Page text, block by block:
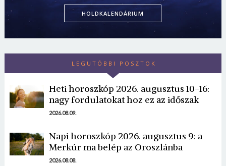
HOLDKALENDÁRIUM
LEGUTÓBBI POSZTOK
Heti horoszkóp 2026. augusztus 10-16:
nagy fordulatokat hoz ez az időszak
2026.08.09.
Napi horoszkóp 2026. augusztus 9: a
Merkúr ma belép az Oroszlánba
2026.08.08.
Borsonline bejelentkezés